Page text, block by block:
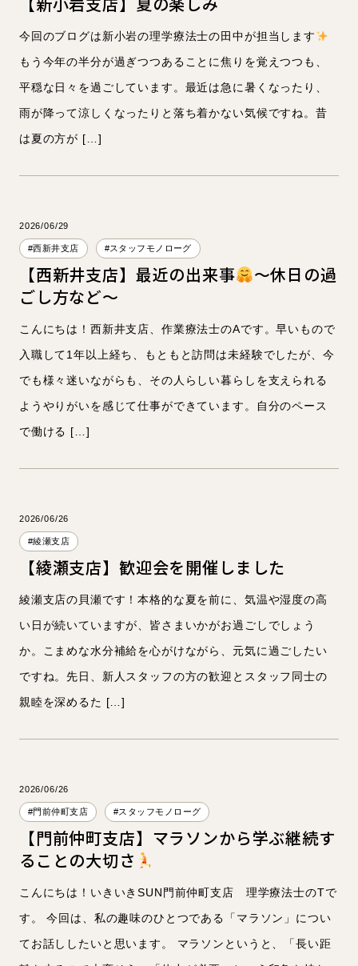
今回のブログは新小岩の理学療法士の田中が担当します
もう今年の半分が過ぎつつあることに焦りを覚えつつも、
平穏な日々を過ごしています。最近は急に暑くなったり、
雨が降って涼しくなったりと落ち着かない気候ですね。昔
は夏の方が […]
2026/06/29
#西新井支店 #スタッフモノローグ
【西新井支店】最近の出来事
～休日の過
ごし方など～
こんにちは！西新井支店、作業療法士のAです。早いもので
入職して1年以上経ち、もともと訪問は未経験でしたが、今
でも様々迷いながらも、その人らしい暮らしを支えられる
ようやりがいを感じて仕事ができています。自分のペース
で働ける […]
2026/06/26
#綾瀬支店
【綾瀬支店】歓迎会を開催しました
綾瀬支店の貝瀬です！本格的な夏を前に、気温や湿度の高
い日が続いていますが、皆さまいかがお過ごしでしょう
か。こまめな水分補給を心がけながら、元気に過ごしたい
ですね。先日、新人スタッフの方の歓迎とスタッフ同士の
親睦を深めるた […]
2026/06/26
#門前仲町支店 #スタッフモノローグ
【門前仲町支店】マラソンから学ぶ継続す
ることの大切さ
こんにちは！いきいきSUN門前仲町支店 理学療法士のTで
す。 今回は、私の趣味のひとつである「マラソン」につい
てお話ししたいと思います。 マラソンというと、「長い距